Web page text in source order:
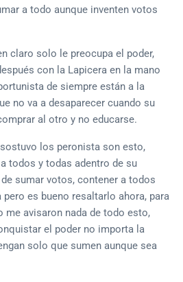
a todo aunque inventen votos
claro solo le preocupa el poder,
con la Lapicera en la mano
de siempre están a la
no va a desaparecer cuando su
al otro y no educarse.
los peronista son esto,
todos y todas adentro de su
sumar votos, contener a todos
es bueno resaltarlo ahora, para
me avisaron nada de todo esto,
el poder no importa la
solo que sumen aunque sea